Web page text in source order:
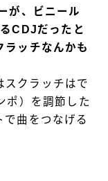
が、ビニール
CDJだったと
ラッチなんかも
スクラッチはで
ポ）を調節した
で曲をつなげる